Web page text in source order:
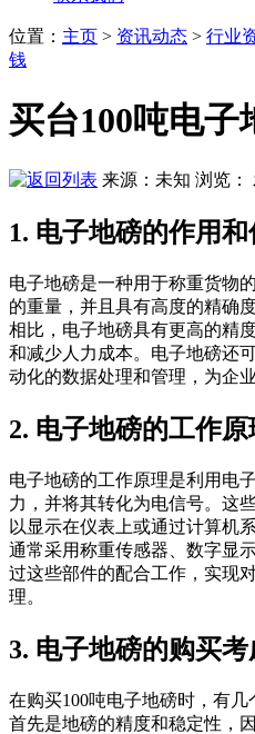
位置 ： 主页 > 资讯动态 > 行业
钱
买台100吨电子
来源：未知 浏览：
1. 电子地磅的作用
电子地磅是一种用于称重货物
的重量，并且具有高度的精确
相比，电子地磅具有更高的精
和减少人力成本。电子地磅还
动化的数据处理和管理，为企
2. 电子地磅的工作原
电子地磅的工作原理是利用电
力，并将其转化为电信号。这
以显示在仪表上或通过计算机
通常采用称重传感器、数字显
过这些部件的配合工作，实现
理。
3. 电子地磅的购买
在购买100吨电子地磅时，有几
首先是地磅的精度和稳定性，